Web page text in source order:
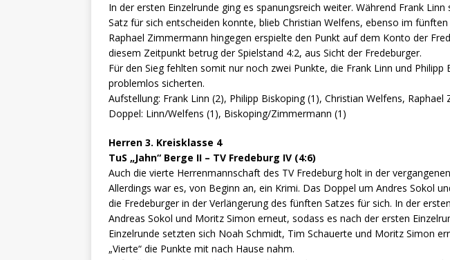
In der ersten Einzelrunde ging es spanungsreich weiter. Während Frank
Satz für sich entscheiden konnte, blieb Christian Welfens, ebenso im
Raphael Zimmermann hingegen erspielte den Punkt auf dem Konto der
diesem Zeitpunkt betrug der Spielstand 4:2, aus Sicht der Fredeburger.
Für den Sieg fehlten somit nur noch zwei Punkte, die Frank Linn und Philipp
problemlos sicherten.
Aufstellung: Frank Linn (2), Philipp Biskoping (1), Christian Welfens, Raphael
Doppel: Linn/Welfens (1), Biskoping/Zimmermann (1)
Herren 3. Kreisklasse 4
TuS „Jahn“ Berge II – TV Fredeburg IV (4:6)
Auch die vierte Herrenmannschaft des TV Fredeburg holt in der
Allerdings war es, von Beginn an, ein Krimi. Das Doppel um Andres Sokol
die Fredeburger in der Verlängerung des fünften Satzes für sich. In der
Andreas Sokol und Moritz Simon erneut, sodass es nach der ersten
Einzelrunde setzten sich Noah Schmidt, Tim Schauerte und Moritz Simon
„Vierte“ die Punkte mit nach Hause nahm.